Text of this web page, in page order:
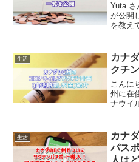
Yuta さ
が公開
を教え
介をし
ている
生活
カナ
クチ
こんに
州に在
ナウイ
ウイル
介...
生活
カナ
パス
人は